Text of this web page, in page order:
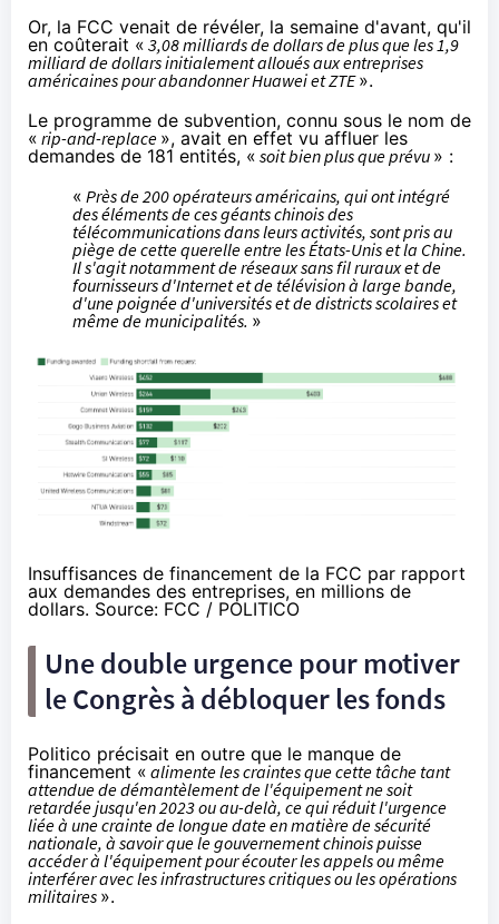
Or, la FCC venait de révéler, la semaine d'avant, qu'il
en coûterait « 3,08 milliards de dollars de plus que les 1,9
milliard de dollars initialement alloués aux entreprises
américaines pour abandonner Huawei et ZTE».
Le programme de subvention, connu sous le nom de
« rip-and-replace », avait en effet vu affluer les
demandes de 181 entités, « soit bien plus que prévu » :
« Près de 200 opérateurs américains, qui ont intégré
des éléments de ces géants chinois des
télécommunications dans leurs activités, sont pris au
piège de cette querelle entre les États-Unis et la Chine.
Il s'agit notamment de réseaux sans fil ruraux et de
fournisseurs d'Internet et de télévision à large bande,
d'une poignée d'universités et de districts scolaires et
même de municipalités. »
Insuffisances de financement de la FCC par rapport
aux demandes des entreprises, en millions de
dollars. Source: FCC / POLITICO
Une double urgence pour motiver
le Congrès à débloquer les fonds
Politico précisait en outre que le manque de
financement « alimente les craintes que cette tâche tant
attendue de démantèlement de l'équipement ne soit
retardée jusqu'en 2023 ou au-delà, ce qui réduit l'urgence
liée à une crainte de longue date en matière de sécurité
nationale, à savoir que le gouvernement chinois puisse
accéder à l'équipement pour écouter les appels ou même
interférer avec les infrastructures critiques ou les opérations
militaires ».